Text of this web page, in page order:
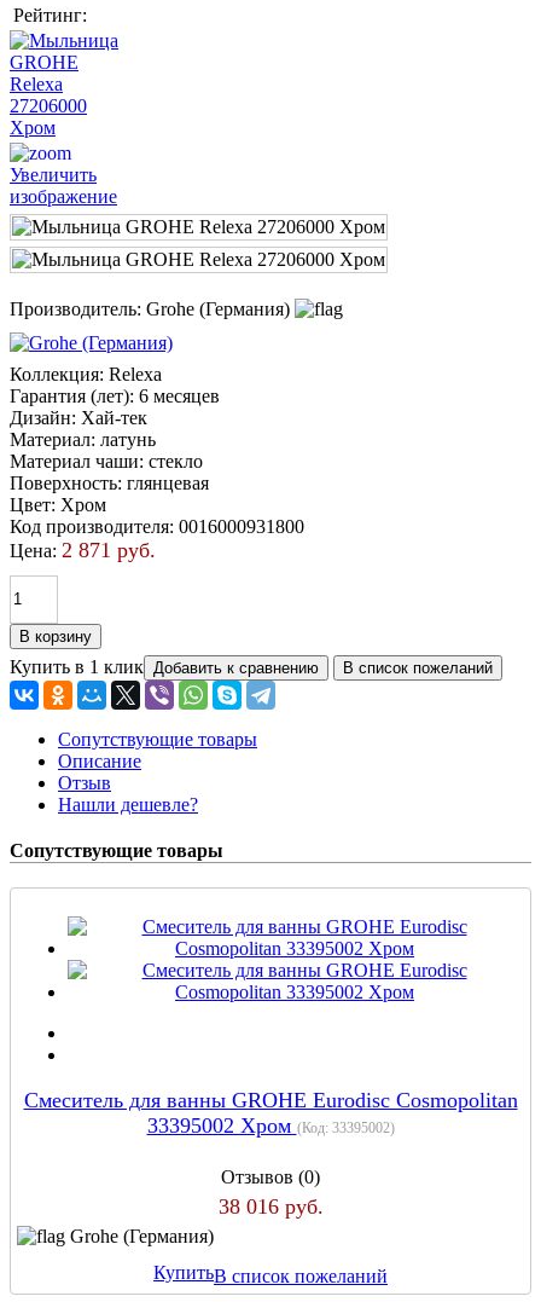
Рейтинг:
Увеличить
изображение
Производитель: Grohe (Германия)
Коллекция: Relexa
Гарантия (лет): 6 месяцев
Дизайн: Хай-тек
Материал: латунь
Материал чаши: стекло
Поверхность: глянцевая
Цвет: Хром
Код производителя: 0016000931800
Цена: 2 871 руб.
Купить в 1 клик
Сопутствующие товары
Описание
Отзыв
Нашли дешевле?
Сопутствующие товары
Смеситель для ванны GROHE Eurodisc Cosmopolitan
33395002 Хром (Код: 33395002)
Отзывов (0)
38 016 руб.
Grohe (Германия)
КупитьВ список пожеланий